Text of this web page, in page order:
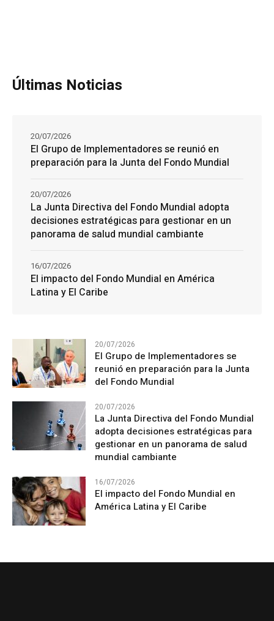
Últimas Noticias
El Grupo de Implementadores se reunió en
preparación para la Junta del Fondo Mundial
20/07/2026
La Junta Directiva del Fondo Mundial adopta
decisiones estratégicas para gestionar en un
panorama de salud mundial cambiante
20/07/2026
El impacto del Fondo Mundial en América
Latina y El Caribe
16/07/2026
20/07/2026
El Grupo de Implementadores se
reunió en preparación para la Junta
del Fondo Mundial
20/07/2026
La Junta Directiva del Fondo Mundial
adopta decisiones estratégicas para
gestionar en un panorama de salud
mundial cambiante
16/07/2026
El impacto del Fondo Mundial en
América Latina y El Caribe